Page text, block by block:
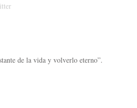
de la vida y volverlo eterno”.